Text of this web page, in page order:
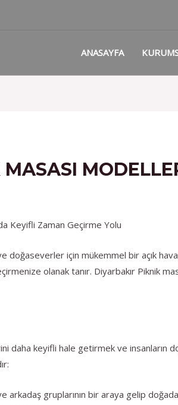
ANASAYFA
Keyifli Zaman Geçirme Yolu
doğaseverler için mükemmel bir açık
olanak tanır. Diyarbakır Piknik
daha keyifli hale getirmek ve insanların
arkadaş gruplarının bir araya gelip